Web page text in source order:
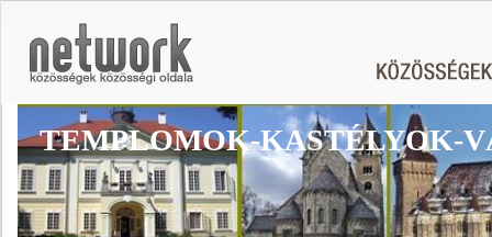
TEMPLOMOK-KASTÉLYOK-